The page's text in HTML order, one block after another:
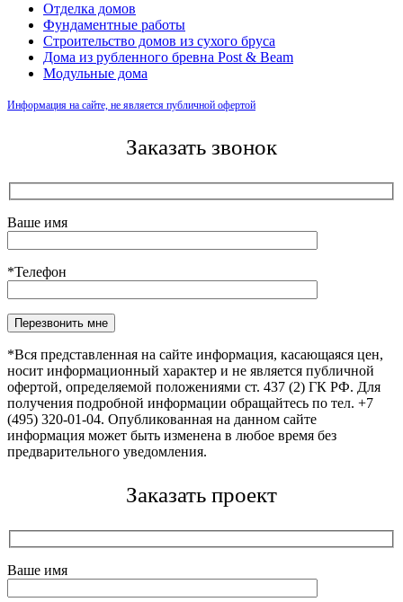
Отделка домов
Фундаментные работы
Строительство домов из сухого бруса
Дома из рубленного бревна Post & Beam
Модульные дома
Информация на сайте, не является публичной офертой
Заказать звонок
Ваше имя
*Телефон
Оставьте это поле пустым.
*Вся представленная на сайте информация, касающаяся цен,
носит информационный характер и не является публичной
офертой, определяемой положениями ст. 437 (2) ГК РФ. Для
получения подробной информации обращайтесь по тел. +7
(495) 320-01-04. Опубликованная на данном сайте
информация может быть изменена в любое время без
предварительного уведомления.
Заказать проект
Ваше имя